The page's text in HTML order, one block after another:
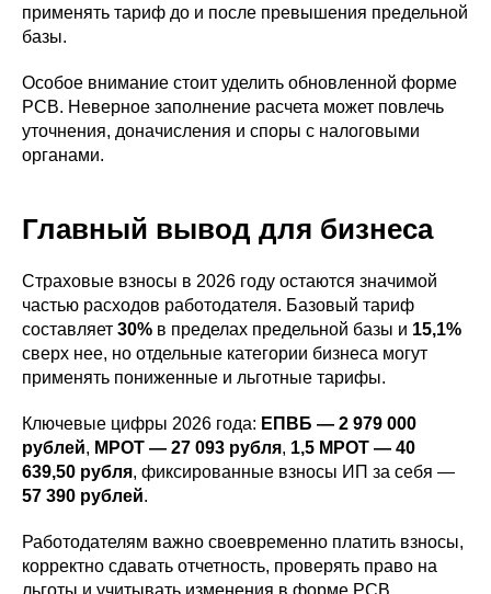
применять тариф до и после превышения предельной
базы.
Особое внимание стоит уделить обновленной форме
РСВ. Неверное заполнение расчета может повлечь
уточнения, доначисления и споры с налоговыми
органами.
Главный вывод для бизнеса
Страховые взносы в 2026 году остаются значимой
частью расходов работодателя. Базовый тариф
составляет 30% в пределах предельной базы и 15,1%
сверх нее, но отдельные категории бизнеса могут
применять пониженные и льготные тарифы.
Ключевые цифры 2026 года: ЕПВБ — 2 979 000
рублей, МРОТ — 27 093 рубля, 1,5 МРОТ — 40
639,50 рубля, фиксированные взносы ИП за себя —
57 390 рублей.
Работодателям важно своевременно платить взносы,
корректно сдавать отчетность, проверять право на
льготы и учитывать изменения в форме РСВ.